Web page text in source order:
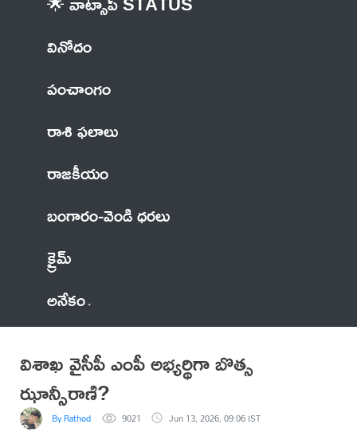
వినోదం
పంచాంగం
రాశి ఫలాలు
రాజకీయం
బంగారం-వెండి ధరలు
క్రైమ్
అనేకం
విశాఖ వైసీపీ ఎంపీ అభ్యర్థిగా బొత్స
ఝాన్సీరాణి?
By Rathod 9021 Jun 13, 2026, 09:06 IST